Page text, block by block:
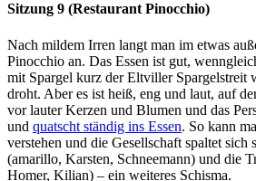
Sitzung 9 (Restaurant Pinocchio)
Nach mildem Irren langt man im etwas
Pinocchio an. Das Essen ist gut,
mit Spargel kurz der Eltviller Spargelstreit
droht. Aber es ist heiß, eng und laut, auf
vor lauter Kerzen und Blumen und das
und quatscht ständig ins Essen. So kann
verstehen und die Gesellschaft spaltet
(amarillo, Karsten, Schneemann) und die
Homer, Kilian) – ein weiteres Schisma.